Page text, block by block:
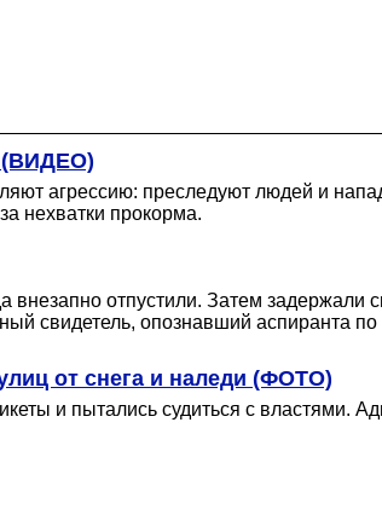
(ВИДЕО)
агрессию: преследуют людей и
нехватки прокорма.
внезапно отпустили. Затем задержали
свидетель, опознавший аспиранта
от снега и наледи (ФОТО)
и пытались судиться с властями.